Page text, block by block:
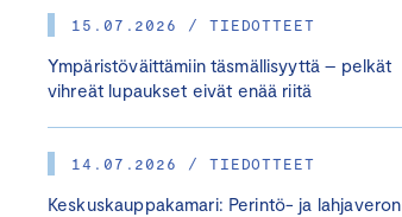
15.07.2026 / TIEDOTTEET
Ympäristöväittämiin täsmällisyyttä – pelkät
vihreät lupaukset eivät enää riitä
14.07.2026 / TIEDOTTEET
Keskuskauppakamari: Perintö- ja lahjaveron